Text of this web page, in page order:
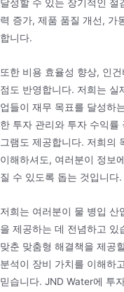
달성할 수 있는 장기적인 절
력 증가, 제품 품질 개선, 가
합니다.
또한 비용 효율성 향상, 인
점도 반영합니다. 저희는 실
업들이 재무 목표를 달성하
한 투자 관리와 투자 수익률
그램도 제공합니다. 저희의
이해하셔도, 여러분이 정보
질 수 있도록 돕는 것입니다.
저희는 여러분이 물 병입 산
을 제공하는 데 전념하고 있
맞춘 맞춤형 해결책을 제공
분석이 장비 가치를 이해하
믿습니다. JND Water에 투